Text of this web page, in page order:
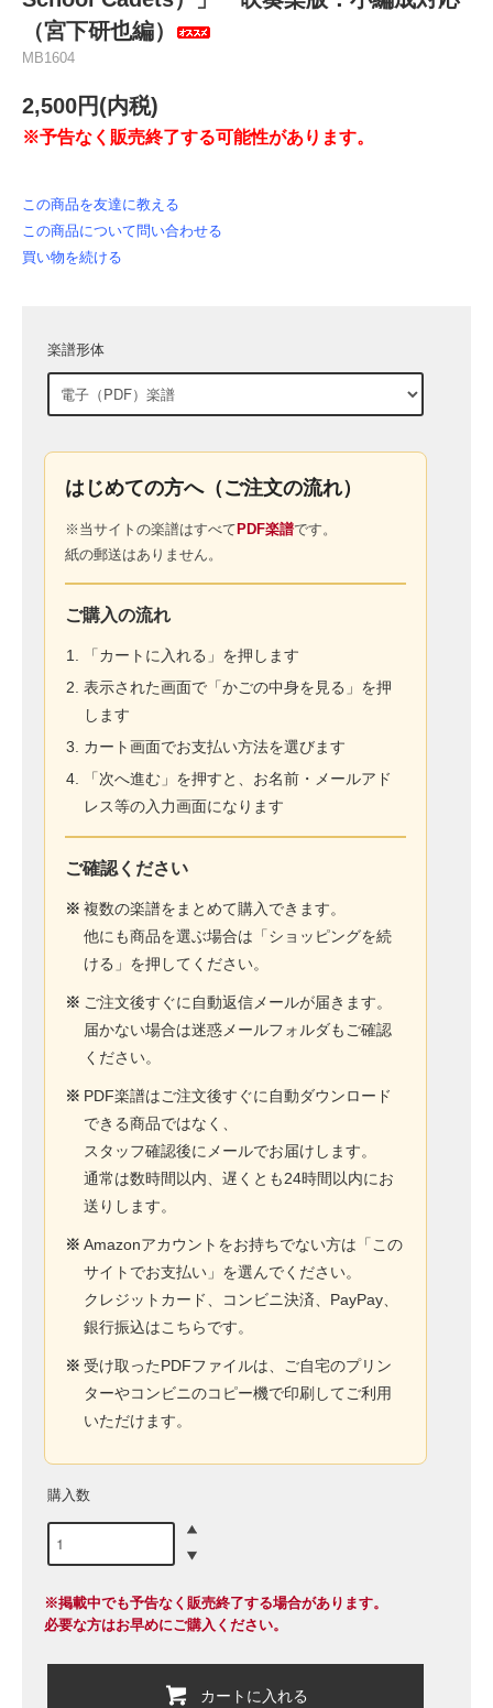
（宮下研也編）
MB1604
2,500円(内税)
※予告なく販売終了する可能性があります。
この商品を友達に教える
この商品について問い合わせる
買い物を続ける
楽譜形体
はじめての方へ（ご注文の流れ）
※当サイトの楽譜はすべてPDF楽譜です。
紙の郵送はありません。
ご購入の流れ
「カートに入れる」を押します
表示された画面で「かごの中身を見る」を押
します
カート画面でお支払い方法を選びます
「次へ進む」を押すと、お名前・メールアド
レス等の入力画面になります
ご確認ください
※ 複数の楽譜をまとめて購入できます。
他にも商品を選ぶ場合は「ショッピングを続
ける」を押してください。
※ ご注文後すぐに自動返信メールが届きます。
届かない場合は迷惑メールフォルダもご確認
ください。
※ PDF楽譜はご注文後すぐに自動ダウンロード
できる商品ではなく、
スタッフ確認後にメールでお届けします。
通常は数時間以内、遅くとも24時間以内にお
送りします。
※ Amazonアカウントをお持ちでない方は「この
サイトでお支払い」を選んでください。
クレジットカード、コンビニ決済、PayPay、
銀行振込はこちらです。
※ 受け取ったPDFファイルは、ご自宅のプリン
ターやコンビニのコピー機で印刷してご利用
いただけます。
購入数
※掲載中でも予告なく販売終了する場合があります。
必要な方はお早めにご購入ください。
カートに入れる